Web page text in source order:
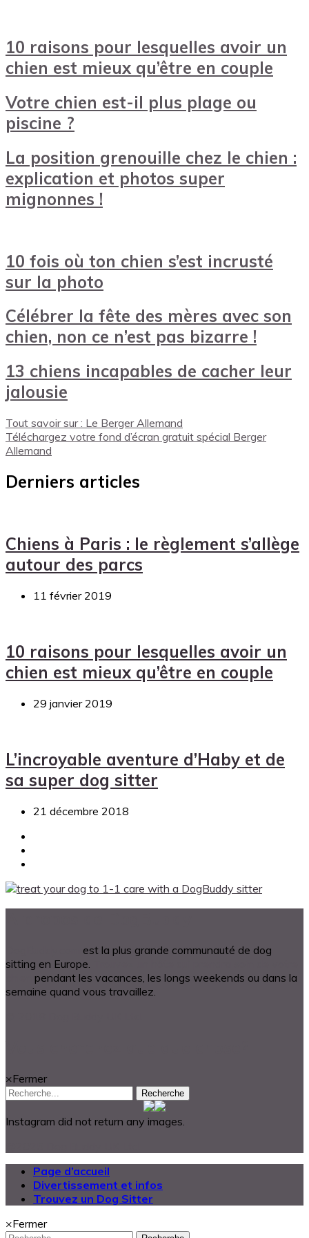
10 raisons pour lesquelles avoir un
chien est mieux qu’être en couple
Votre chien est-il plus plage ou
piscine ?
La position grenouille chez le chien :
explication et photos super
mignonnes !
10 fois où ton chien s’est incrusté
sur la photo
Célébrer la fête des mères avec son
chien, non ce n’est pas bizarre !
13 chiens incapables de cacher leur
jalousie
Tout savoir sur : Le Berger Allemand
Téléchargez votre fond d’écran gratuit spécial Berger
Allemand
Derniers articles
Chiens à Paris : le règlement s’allège
autour des parcs
11 février 2019
10 raisons pour lesquelles avoir un
chien est mieux qu’être en couple
29 janvier 2019
L’incroyable aventure d’Haby et de
sa super dog sitter
21 décembre 2018
est la plus grande communauté de dog
sitting en Europe.
pendant les vacances, les longs weekends ou dans la
semaine quand vous travaillez.
×Fermer
Recherche
Instagram did not return any images.
Page d’accueil
Divertissement et infos
Trouvez un Dog Sitter
×Fermer